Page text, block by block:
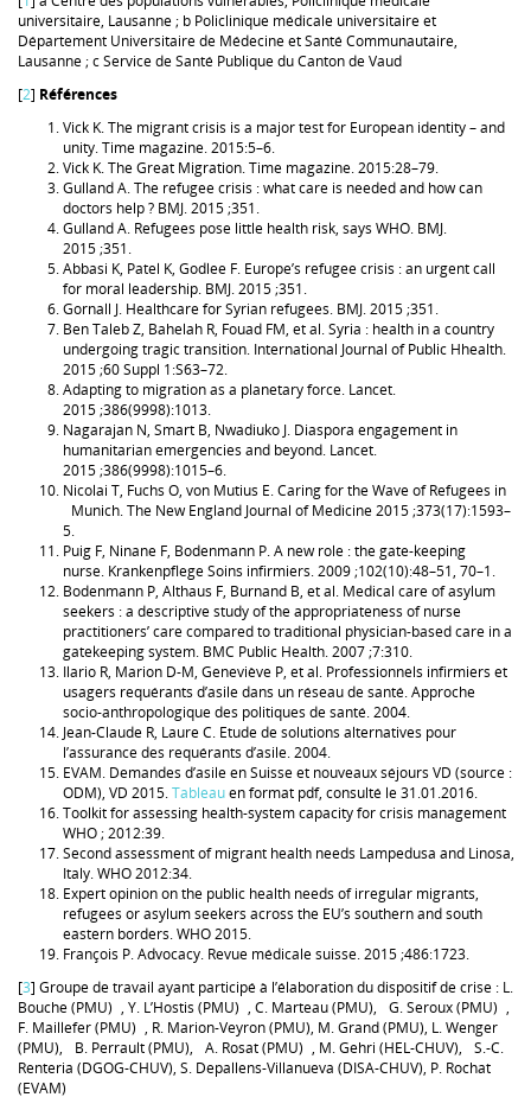
universitaire, Lausanne ; b Policlinique médicale universitaire et
Département Universitaire de Médecine et Santé Communautaire,
Lausanne ; c Service de Santé Publique du Canton de Vaud
[2] Références
Vick K. The migrant crisis is a major test for European identity – and
unity. Time magazine. 2015:5–6.
Vick K. The Great Migration. Time magazine. 2015:28–79.
Gulland A. The refugee crisis : what care is needed and how can
doctors help ? BMJ. 2015 ;351.
Gulland A. Refugees pose little health risk, says WHO. BMJ.
2015 ;351.
Abbasi K, Patel K, Godlee F. Europe’s refugee crisis : an urgent call
for moral leadership. BMJ. 2015 ;351.
Gornall J. Healthcare for Syrian refugees. BMJ. 2015 ;351.
Ben Taleb Z, Bahelah R, Fouad FM, et al. Syria : health in a country
undergoing tragic transition. International Journal of Public Hhealth.
2015 ;60 Suppl 1:S63–72.
Adapting to migration as a planetary force. Lancet.
2015 ;386(9998):1013.
Nagarajan N, Smart B, Nwadiuko J. Diaspora engagement in
humanitarian emergencies and beyond. Lancet.
2015 ;386(9998):1015–6.
Nicolai T, Fuchs O, von Mutius E. Caring for the Wave of Refugees in
Munich. The New England Journal of Medicine 2015 ;373(17):1593–
5.
Puig F, Ninane F, Bodenmann P. A new role : the gate-keeping
nurse. Krankenpflege Soins infirmiers. 2009 ;102(10):48–51, 70–1.
Bodenmann P, Althaus F, Burnand B, et al. Medical care of asylum
seekers : a descriptive study of the appropriateness of nurse
practitioners’ care compared to traditional physician-based care in a
gatekeeping system. BMC Public Health. 2007 ;7:310.
Ilario R, Marion D-M, Geneviève P, et al. Professionnels infirmiers et
usagers requérants d’asile dans un réseau de santé. Approche
socio-anthropologique des politiques de santé. 2004.
Jean-Claude R, Laure C. Etude de solutions alternatives pour
l’assurance des requérants d’asile. 2004.
EVAM. Demandes d’asile en Suisse et nouveaux séjours VD (source :
ODM), VD 2015.Tableauen format pdf, consulté le 31.01.2016.
Toolkit for assessing health-system capacity for crisis management
WHO ; 2012:39.
Second assessment of migrant health needs Lampedusa and Linosa,
Italy. WHO 2012:34.
Expert opinion on the public health needs of irregular migrants,
refugees or asylum seekers across the EU’s southern and south
eastern borders. WHO 2015.
François P. Advocacy. Revue médicale suisse. 2015 ;486:1723.
[3] Groupe de travail ayant participé à l’élaboration du dispositif de crise : L.
Bouche (PMU) , Y. L’Hostis (PMU) , C. Marteau (PMU), G. Seroux (PMU) ,
F. Maillefer (PMU) , R. Marion-Veyron (PMU), M. Grand (PMU), L. Wenger
(PMU), B. Perrault (PMU), A. Rosat (PMU) , M. Gehri (HEL-CHUV), S.-C.
Renteria (DGOG-CHUV), S. Depallens-Villanueva (DISA-CHUV), P. Rochat
(EVAM)